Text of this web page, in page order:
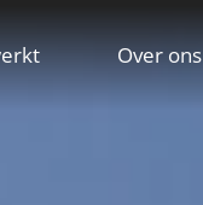
Over ons